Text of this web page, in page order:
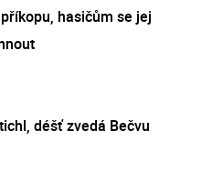
hasičům se jej
déšť zvedá Bečvu